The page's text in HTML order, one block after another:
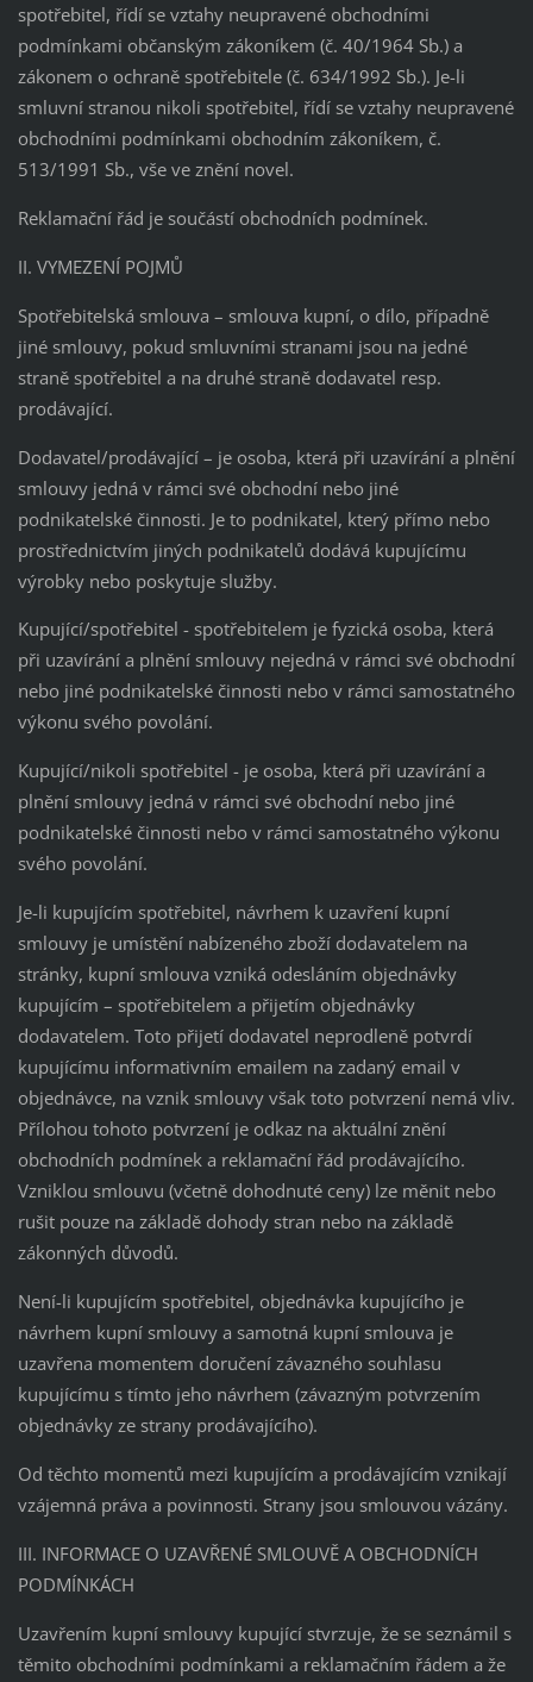
spotřebitel, řídí se vztahy neupravené obchodními
podmínkami občanským zákoníkem (č. 40/1964 Sb.) a
zákonem o ochraně spotřebitele (č. 634/1992 Sb.). Je-li
smluvní stranou nikoli spotřebitel, řídí se vztahy neupravené
obchodními podmínkami obchodním zákoníkem, č.
513/1991 Sb., vše ve znění novel.
Reklamační řád je součástí obchodních podmínek.
II. VYMEZENÍ POJMŮ
Spotřebitelská smlouva – smlouva kupní, o dílo, případně
jiné smlouvy, pokud smluvními stranami jsou na jedné
straně spotřebitel a na druhé straně dodavatel resp.
prodávající.
Dodavatel/prodávající – je osoba, která při uzavírání a plnění
smlouvy jedná v rámci své obchodní nebo jiné
podnikatelské činnosti. Je to podnikatel, který přímo nebo
prostřednictvím jiných podnikatelů dodává kupujícímu
výrobky nebo poskytuje služby.
Kupující/spotřebitel - spotřebitelem je fyzická osoba, která
při uzavírání a plnění smlouvy nejedná v rámci své obchodní
nebo jiné podnikatelské činnosti nebo v rámci samostatného
výkonu svého povolání.
Kupující/nikoli spotřebitel - je osoba, která při uzavírání a
plnění smlouvy jedná v rámci své obchodní nebo jiné
podnikatelské činnosti nebo v rámci samostatného výkonu
svého povolání.
Je-li kupujícím spotřebitel, návrhem k uzavření kupní
smlouvy je umístění nabízeného zboží dodavatelem na
stránky, kupní smlouva vzniká odesláním objednávky
kupujícím – spotřebitelem a přijetím objednávky
dodavatelem. Toto přijetí dodavatel neprodleně potvrdí
kupujícímu informativním emailem na zadaný email v
objednávce, na vznik smlouvy však toto potvrzení nemá vliv.
Přílohou tohoto potvrzení je odkaz na aktuální znění
obchodních podmínek a reklamační řád prodávajícího.
Vzniklou smlouvu (včetně dohodnuté ceny) lze měnit nebo
rušit pouze na základě dohody stran nebo na základě
zákonných důvodů.
Není-li kupujícím spotřebitel, objednávka kupujícího je
návrhem kupní smlouvy a samotná kupní smlouva je
uzavřena momentem doručení závazného souhlasu
kupujícímu s tímto jeho návrhem (závazným potvrzením
objednávky ze strany prodávajícího).
Od těchto momentů mezi kupujícím a prodávajícím vznikají
vzájemná práva a povinnosti. Strany jsou smlouvou vázány.
III. INFORMACE O UZAVŘENÉ SMLOUVĚ A OBCHODNÍCH
PODMÍNKÁCH
Uzavřením kupní smlouvy kupující stvrzuje, že se seznámil s
těmito obchodními podmínkami a reklamačním řádem a že